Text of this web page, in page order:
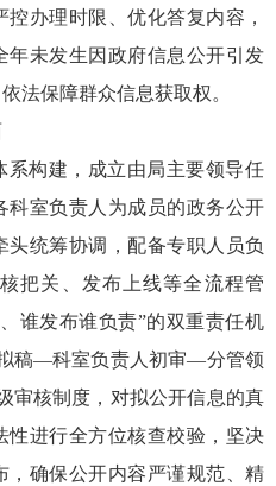
办理时限、优化答复内容，
年未发生因政府信息公开引发
法保障群众信息获取权。
系构建，成立由局主要领导任
科室负责人为成员的政务公开
统筹协调，配备专职人员负
把关、发布上线等全流程管
谁发布谁负责”的双重责任机
稿—科室负责人初审—分管领
审核制度，对拟公开信息的真
性进行全方位核查校验，坚决
，确保公开内容严谨规范、精